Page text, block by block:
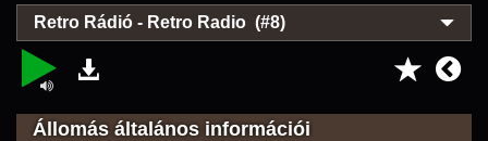
Retro Rádió - Retro Radio (#8)
Állomás általános információi